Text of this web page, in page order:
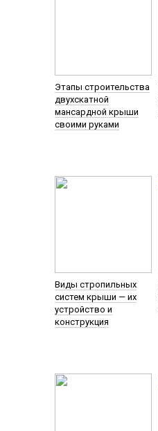
Этапы строительства
двухскатной
мансардной крыши
своими руками
Виды стропильных
систем крыши — их
устройство и
конструкция